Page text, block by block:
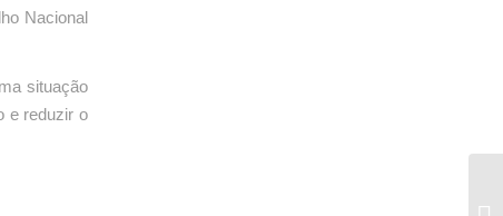
Nacional
situação
e reduzir o